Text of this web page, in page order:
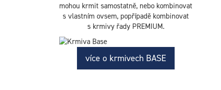
mohou krmit samostatně, nebo kombinovat
s vlastním ovsem, popřípadě kombinovat
s krmivy řady PREMIUM.
více o krmivech BASE